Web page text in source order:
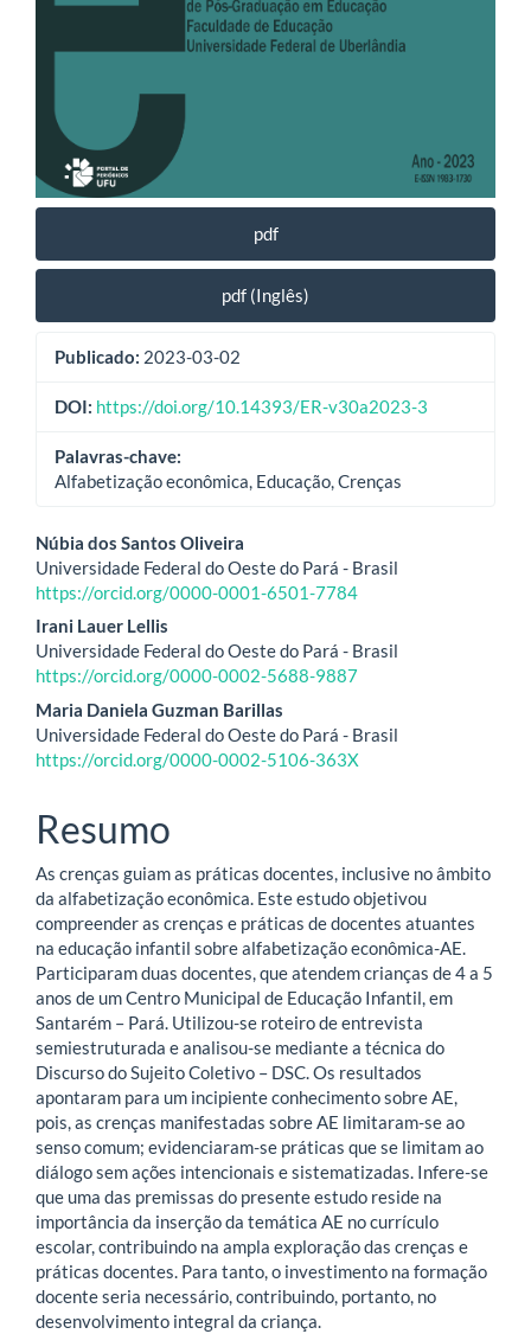
pdf
pdf (Inglês)
Publicado: 2023-03-02
DOI: https://doi.org/10.14393/ER-v30a2023-3
Palavras-chave:
Alfabetização econômica, Educação, Crenças
Conteúdo
do
artigo
principal
Núbia dos Santos Oliveira
Universidade Federal do Oeste do Pará - Brasil
https://orcid.org/0000-0001-6501-7784
Irani Lauer Lellis
Universidade Federal do Oeste do Pará - Brasil
https://orcid.org/0000-0002-5688-9887
Maria Daniela Guzman Barillas
Universidade Federal do Oeste do Pará - Brasil
https://orcid.org/0000-0002-5106-363X
Resumo
As crenças guiam as práticas docentes, inclusive no âmbito
da alfabetização econômica. Este estudo objetivou
compreender as crenças e práticas de docentes atuantes
na educação infantil sobre alfabetização econômica-AE.
Participaram duas docentes, que atendem crianças de 4 a 5
anos de um Centro Municipal de Educação Infantil, em
Santarém – Pará. Utilizou-se roteiro de entrevista
semiestruturada e analisou-se mediante a técnica do
Discurso do Sujeito Coletivo – DSC. Os resultados
apontaram para um incipiente conhecimento sobre AE,
pois, as crenças manifestadas sobre AE limitaram-se ao
senso comum; evidenciaram-se práticas que se limitam ao
diálogo sem ações intencionais e sistematizadas. Infere-se
que uma das premissas do presente estudo reside na
importância da inserção da temática AE no currículo
escolar, contribuindo na ampla exploração das crenças e
práticas docentes. Para tanto, o investimento na formação
docente seria necessário, contribuindo, portanto, no
desenvolvimento integral da criança.